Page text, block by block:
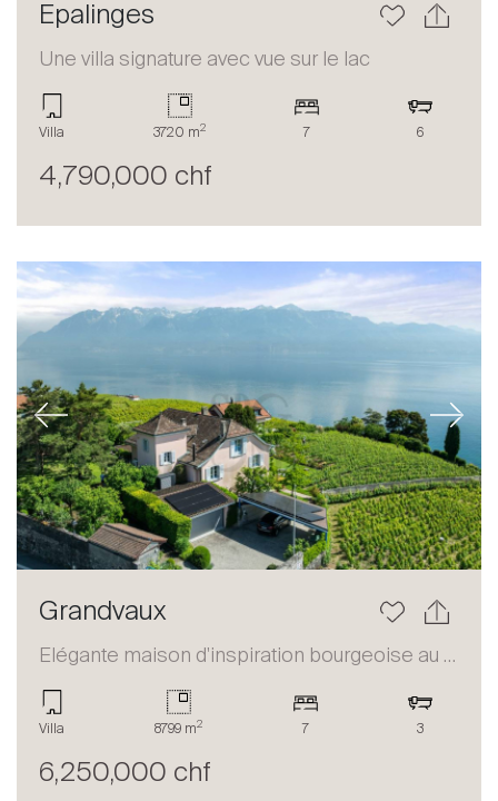
Epalinges
Une villa signature avec vue sur le lac
Villa 3720 m2 7 6
4,790,000 chf
Previous Next
Grandvaux
Elégante maison d'inspiration bourgeoise au coeur du Lavaux
Villa 8799 m2 7 3
6,250,000 chf